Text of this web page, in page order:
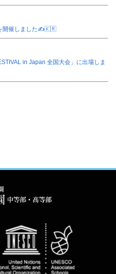
開催しました✍️🇰🇷
in Japan 全国大会」に出場しま